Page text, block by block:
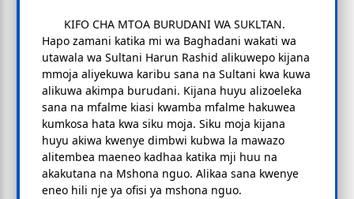
KIFO CHA MTOA BURUDANI WA SUKLTAN.
Hapo zamani katika mi wa Baghadani wakati wa
utawala wa Sultani Harun Rashid alikuwepo kijana
mmoja aliyekuwa karibu sana na Sultani kwa kuwa
alikuwa akimpa burudani. Kijana huyu alizoeleka
sana na mfalme kiasi kwamba mfalme hakuwea
kumkosa hata kwa siku moja. Siku moja kijana
huyu akiwa kwenye dimbwi kubwa la mawazo
alitembea maeneo kadhaa katika mji huu na
akakutana na Mshona nguo. Alikaa sana kwenye
eneo hili nje ya ofisi ya mshona nguo.